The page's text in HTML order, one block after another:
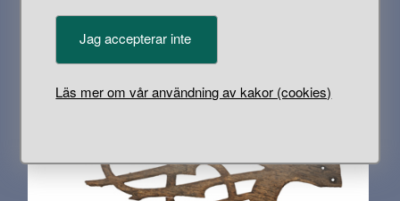
Jag accepterar inte
Läs mer om vår användning av kakor (cookies)
, Monter
93